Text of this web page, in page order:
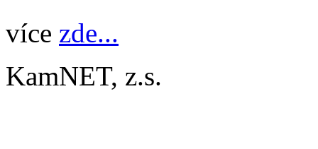
více zde...
KamNET, z.s.